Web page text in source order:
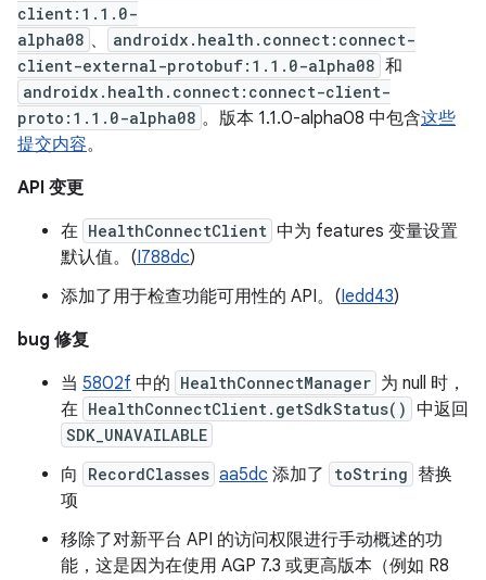
client:1.1.0-
alpha08 、
androidx.health.connect:connect-
client-external-protobuf:1.1.0-alpha08 和
androidx.health.connect:connect-client-
proto:1.1.0-alpha08 。版本 1.1.0-alpha08 中包含这些
提交内容。
API 变更
在 HealthConnectClient 中为 features 变量设置
默认值。(I788dc)
添加了用于检查功能可用性的 API。(Iedd43)
bug 修复
当 5802f 中的 HealthConnectManager 为 null 时，
在 HealthConnectClient.getSdkStatus() 中返回
SDK_UNAVAILABLE
向 RecordClasses aa5dc 添加了 toString 替换
项
移除了对新平台 API 的访问权限进行手动概述的功
能，这是因为在使用 AGP 7.3 或更高版本（例如 R8